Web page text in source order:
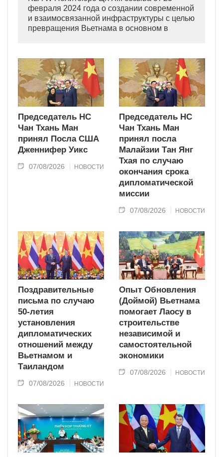
февраля 2024 года о создании современной
и взаимосвязанной инфраструктуры с целью
превращения Вьетнама в основном в
Председатель НС
Чан Тхань Ман
принял Посла США
Дженнифер Уикс
07/08/2026 НОВОСТИ
Председатель НС
Чан Тхань Ман
принял посла
Малайзии Тан Янг
Тхая по случаю
окончания срока
дипломатической
миссии
07/08/2026 НОВОСТИ
Поздравительные
письма по случаю
50-летия
установления
дипломатических
отношений между
Вьетнамом и
Таиландом
07/08/2026 НОВОСТИ
Опыт Обновления
(Доймой) Вьетнама
помогает Лаосу в
строительстве
независимой и
самостоятельной
экономики
07/08/2026 НОВОСТИ